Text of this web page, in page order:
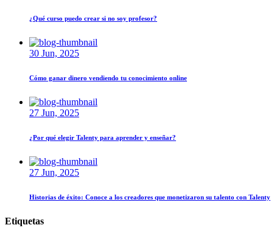
¿Qué curso puedo crear si no soy profesor?
30 Jun, 2025
Cómo ganar dinero vendiendo tu conocimiento online
27 Jun, 2025
¿Por qué elegir Talenty para aprender y enseñar?
27 Jun, 2025
Historias de éxito: Conoce a los creadores que monetizaron su talento con Talenty
Etiquetas